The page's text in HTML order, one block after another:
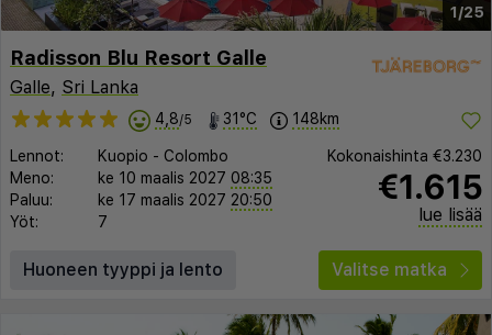
1/25
Radisson Blu Resort Galle
Galle, Sri Lanka
4,8/5 31°C 148km
Lennot: Kuopio - Colombo
Meno:
ke 10 maalis 2027 08:35
Paluu:
ke 17 maalis 2027 20:50
Yöt:
7
Kokonaishinta €3.230
€1.615
lue lisää
Huoneen tyyppi ja lento Valitse matka